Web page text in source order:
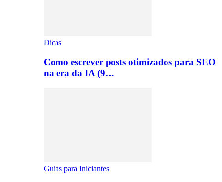
Dicas
Como escrever posts otimizados para SEO
na era da IA (9…
Guias para Iniciantes